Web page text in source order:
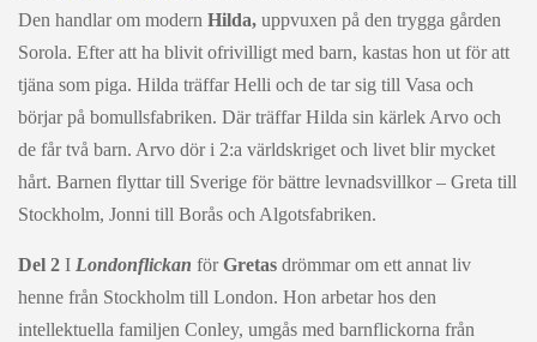
Den handlar om modern Hilda, uppvuxen på den trygga gården
Sorola. Efter att ha blivit ofrivilligt med barn, kastas hon ut för att
tjäna som piga. Hilda träffar Helli och de tar sig till Vasa och
börjar på bomullsfabriken. Där träffar Hilda sin kärlek Arvo och
de får två barn. Arvo dör i 2:a världskriget och livet blir mycket
hårt. Barnen flyttar till Sverige för bättre levnadsvillkor – Greta till
Stockholm, Jonni till Borås och Algotsfabriken.
Del 2I Londonflickan förGretas drömmar om ett annat liv
henne från Stockholm till London. Hon arbetar hos den
intellektuella familjen Conley, umgås med barnflickorna från